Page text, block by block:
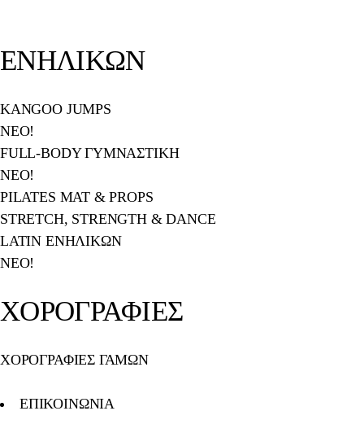
ΕΝΗΛΙΚΩΝ
KANGOO JUMPS
ΝΕΟ!
FULL-BODY ΓΥΜΝΑΣΤΙΚΗ
ΝΕΟ!
PILATES MAT & PROPS
STRETCH, STRENGTH & DANCE
LATIN ΕΝΗΛΙΚΩΝ
ΝΕΟ!
ΧΟΡΟΓΡΑΦΙΕΣ
ΧΟΡΟΓΡΑΦΙΕΣ ΓΑΜΩΝ
ΕΠΙΚΟΙΝΩΝΙΑ